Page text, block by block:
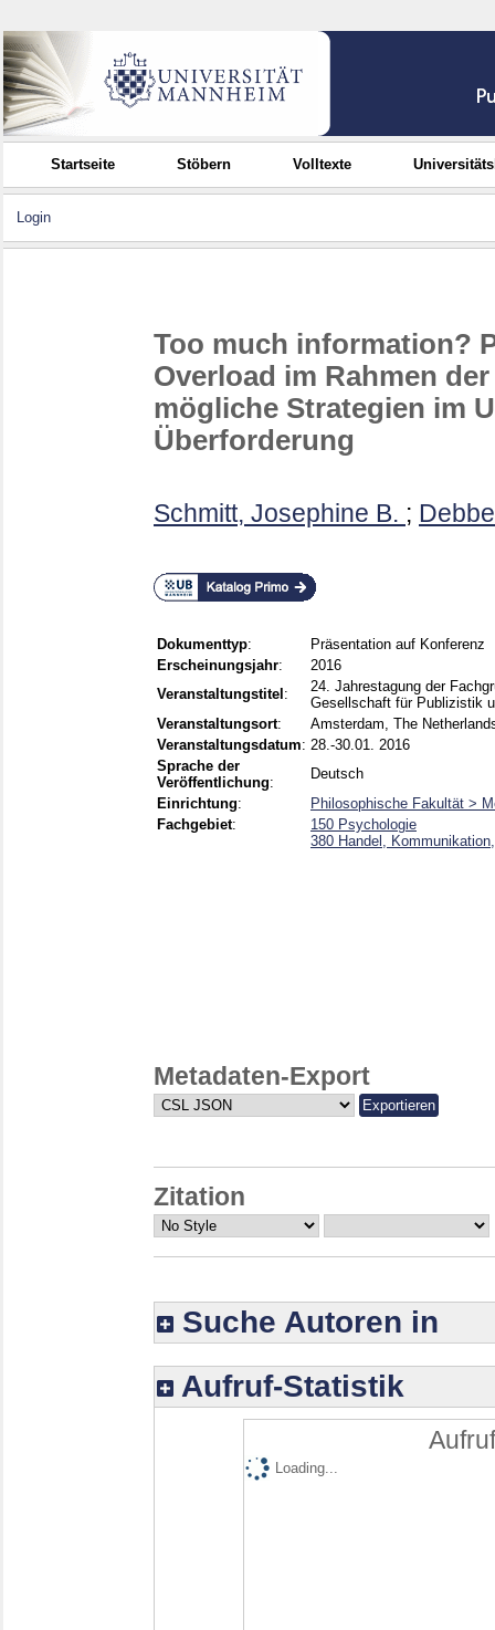
Startseite Stöbern Volltexte
Login
Too much information?
Overload im Rahmen
mögliche Strategien im
Überforderung
Schmitt, Josephine B. ;
Dokumenttyp:
Präsentation auf Konferenz
Erscheinungsjahr:
2016
Veranstaltungstitel :
24. Jahrestagung der
Gesellschaft für Publizistik
Veranstaltungsort:
Amsterdam, The
Veranstaltungsdatum: 28.-30.01. 2016
Sprache der
Veröffentlichung:
Deutsch
Einrichtung:
Philosophische Fakultät >
Fachgebiet:
150 Psychologie
380 Handel,
Metadaten-Export
Zitation
Suche Autoren in
Aufruf-Statistik
Loading...